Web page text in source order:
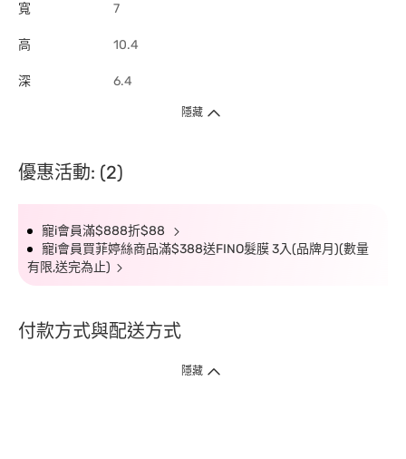
寬 7
高 10.4
深 6.4
隱藏
優惠活動: (2)
寵i會員滿$888折$88
寵i會員買菲婷絲商品滿$388送FINO髮膜 3入(品牌月)(數量
有限,送完為止)
付款方式與配送方式
隱藏